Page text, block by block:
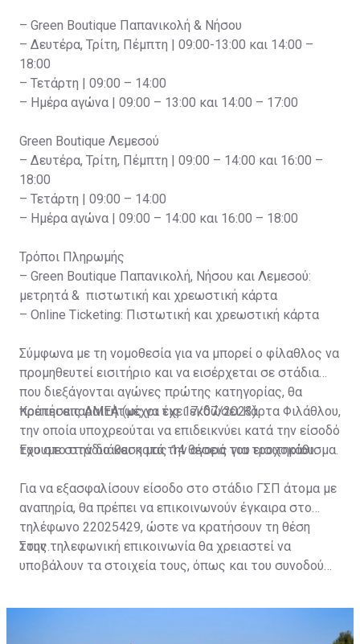
– Green Boutique Παπανικολή & Νήσου
– Δευτέρα, Τρίτη, Πέμπτη | 09:00-13:00 και 14:00 –
18:00
– Τετάρτη | 09:00 – 14:00
– Ημέρα αγώνα | 09:00 – 13:00 και 14:00 – 17:00
Green Boutique Λεμεσού
– Δευτέρα, Τρίτη, Πέμπτη | 09:00 – 14:00 και 16:00 –
18:00
– Τετάρτη | 09:00 – 14:00
– Ημέρα αγώνα | 09:00 – 14:00 και 16:00 – 18:00
Τρόποι Πληρωμής
– Green Boutique Παπανικολή, Νήσου και Λεμεσού:
μετρητά & πιστωτική και χρεωστική κάρτα
– Online Ticketing: Πιστωτική και χρεωστική κάρτα
Σύμφωνα με τη νομοθεσία για να μπορεί ο φίλαθλος να
προμηθευτεί εισιτήριο και να εισέρχεται σε στάδια
που διεξάγονται αγώνες πρώτης κατηγορίας, θα
πρέπει απαραιτήτως να έχει εκδώσει Κάρτα Φιλάθλου,
την οποία υποχρεούται να επιδεικνύει κατά την είσοδό
του στο στάδιο και κατά την αγορά του εισιτηρίου.
Κρατήσεις ΑΜΕΑ (μέχρι τις 17/07/2023)
Έχουμε στην διάθεση μας 14 θέσεις για τροχοκάθισμα.
Για να εξασφαλίσουν είσοδο στο στάδιο ΓΣΠ άτομα με
αναπηρία, θα πρέπει να επικοινωνούν έγκαιρα στο
τηλέφωνο 22025429, ώστε να κρατήσουν τη θέση
τους.
Στην τηλεφωνική επικοινωνία θα χρειαστεί να
υποβάλουν τα στοιχεία τους, όπως και του συνοδού
ονοματεπώνυμο, αριθμός πινακίδας αυτοκινήτου,